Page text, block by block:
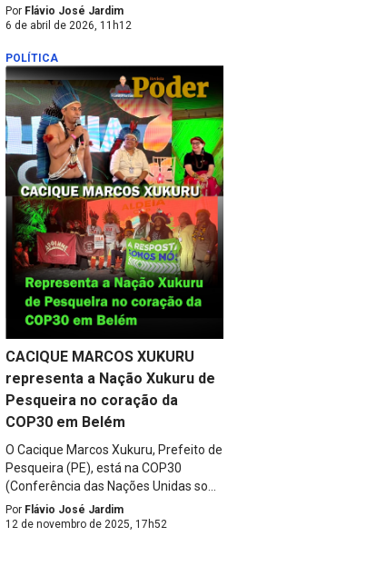
Por Flávio José Jardim
6 de abril de 2026, 11h12
POLÍTICA
CACIQUE MARCOS XUKURU
representa a Nação Xukuru de
Pesqueira no coração da
COP30 em Belém
O Cacique Marcos Xukuru, Prefeito de
Pesqueira (PE), está na COP30
(Conferência das Nações Unidas so...
Por Flávio José Jardim
12 de novembro de 2025, 17h52